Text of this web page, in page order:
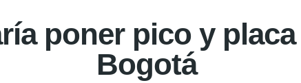
poner pico y
Bogotá